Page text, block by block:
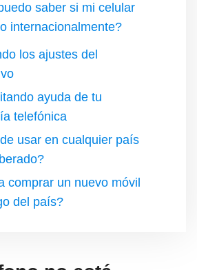
saber si mi celular
internacionalmente?
los ajustes del
ayuda de tu
telefónica
usar en cualquier país
comprar un nuevo móvil
del país?